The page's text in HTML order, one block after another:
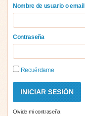
Nombre de usuario o email
Contraseña
Recuérdame
Olvide mi contraseña